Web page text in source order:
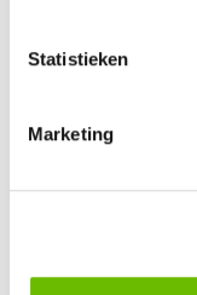
Statistieken
Marketing
25cl